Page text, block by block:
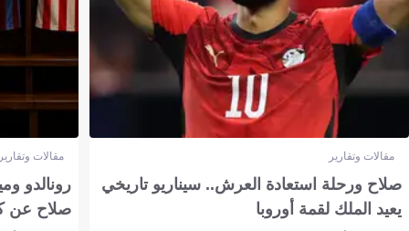
مقالات وتقارير
صلاح ورحلة استعادة العرش.. سيناريو تاريخي
يعيد الملك لقمة أوروبا
مقالات
رونالدو
صلاح عن